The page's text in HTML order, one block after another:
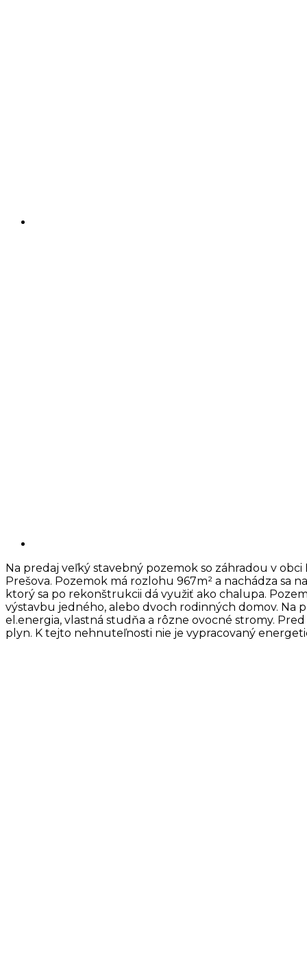
Na predaj veľký stavebný pozemok so záhradou v obci
Prešova. Pozemok má rozlohu 967m² a nachádza sa
ktorý sa po rekonštrukcii dá využiť ako chalupa.
výstavbu jedného, alebo dvoch rodinných domov. Na
el.energia, vlastná studňa a rôzne ovocné stromy.
plyn. K tejto nehnuteľnosti nie je vypracovaný